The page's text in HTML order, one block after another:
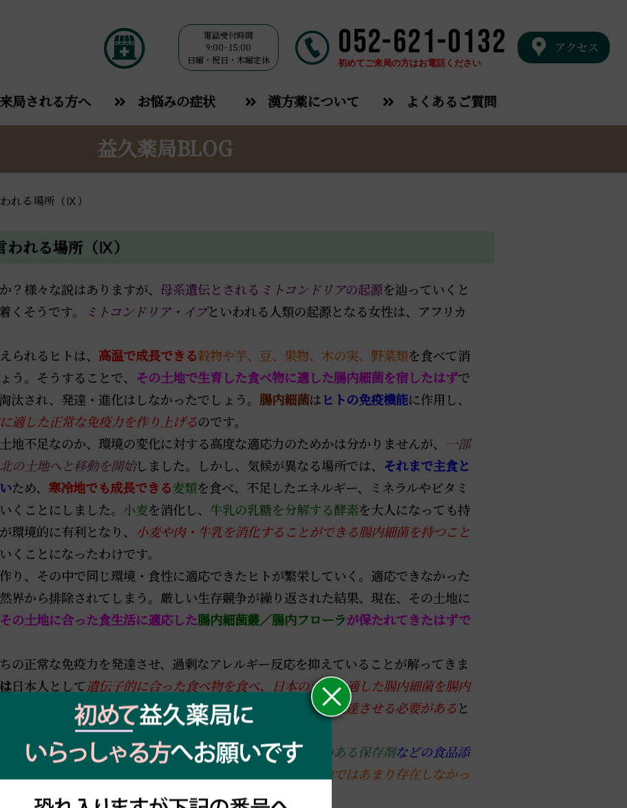
電話受付時間
9:00~15:00
日曜・祝日・木曜定休
052-621-0132
初めてご来局の方はお電話ください
アクセス
局される方へ お悩みの症状 漢方薬について よくあるご質問
益久薬局BLOG
れる場所（Ⅸ）
われる場所（Ⅸ）
？様々な説はありますが、 母系遺伝とされる ミトコンドリアの起源を辿っていくと
くそうです。
ミトコンドリア・イブといわれる人類の起源となる女性は、アフリカ
れるヒトは、 高温で成長できる穀物や芋、豆、果物、木の実、野菜類を食べて消
う。そうすることで、 その土地で生育した食べ物に適した腸内細菌を宿したはずで
汰され、発達・進化はしなかったでしょう。 腸内細菌はヒトの免疫機能に作用し、
適した正常な免疫力を作り上げるのです。
地不足なのか、環境の変化に対する高度な適応力のためかは分かりませんが、
一部
の土地へと移動を開始しました。しかし、気候が異なる場所では、 それまで主食と
ため、 寒冷地でも成長できる麦類を食べ、不足したエネルギー、ミネラルやビタミ
くことにしました。 小麦を消化し、 牛乳の乳糖を分解する酵素を大人になっても持
環境的に有利となり、 小麦や肉・牛乳を消化することができる腸内細菌を持つこと
くことになったわけです。
り、その中で同じ環境・食性に適応できたヒトが繁栄していく。適応できなかった
界から排除されてしまう。厳しい生存競争が繰り返された結果、現在、その土地に
その土地に合った食生活に適応した腸内細菌叢／腸内フローラが保たれてきたはずで
の正常な免疫力を発達させ、過剰なアレルギー反応を抑えていることが解ってきま
日本人として遺伝子的に合った食べ物を食べ、日本の土地に適した腸内細菌を腸内
菌からの適切な刺激を受けて日本の土地に適した免疫力を発達させる必要がある と
維持するためには、抗生剤の過剰使用を避け、殺菌作用のある保存剤などの食品添
元来日本の土地ではあまり存在しなかっ
を避け、正常な腸内細菌を増やすように勤しむべき